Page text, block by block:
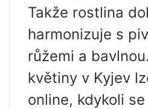
Takže rostlina
harmonizuje s
růžemi a
květiny v Kyjev
online, kdykoli